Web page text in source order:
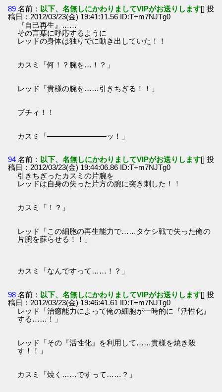
89 名前： 以下、名無しにかわりましてVIPがお送りします[] 投
稿日：2012/03/23(金) 19:41:11.56 ID:T+m7NJTg0
『自己再生』……
その言葉に呼応するように
レッドの身体は独りでに動き出していた！！
カスミ「何！？腕を…！？」
レッド「貴様の腕を……引きちぎる！！」
ブチィ！！
カスミ「――――――――ッ！」
94 名前： 以下、名無しにかわりましてVIPがお送りします[] 投
稿日：2012/03/23(金) 19:44:06.86 ID:T+m7NJTg0
引きちぎったカスミの片腕を
レッドは自身の失った片方の腕に突き刺した！！
カスミ「！？」
レッド「この細胞の再生能力で……タケシ戦で失った俺の
片腕を蘇らせる！！」
カスミ「なんですって……！？」
98 名前： 以下、名無しにかわりましてVIPがお送りします[] 投
稿日：2012/03/23(金) 19:46:41.61 ID:T+m7NJTg0
レッド「治癒能力によって俺の細胞が一時的に『活性化』
する……！」
レッド「その『活性化』を利用して……貴様を焼き殺
す！！」
カスミ「焼く……ですって……？」